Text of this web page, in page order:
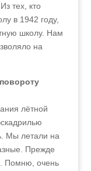
тех, кто
в 1942 году,
школу. Нам
на
лётной
Мы летали на
Прежде
Помню, очень